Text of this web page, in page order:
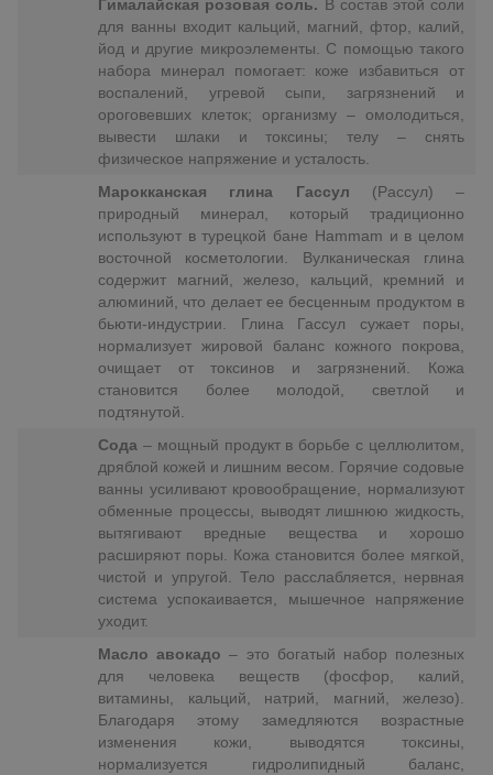
Гималайская розовая соль. В состав этой соли
для ванны входит кальций, магний, фтор, калий,
йод и другие микроэлементы. С помощью такого
набора минерал помогает: коже избавиться от
воспалений, угревой сыпи, загрязнений и
ороговевших клеток; организму – омолодиться,
вывести шлаки и токсины; телу – снять
физическое напряжение и усталость.
Марокканская глина Гассул (Рассул) –
природный минерал, который традиционно
используют в турецкой бане Hammam и в целом
восточной косметологии. Вулканическая глина
содержит магний, железо, кальций, кремний и
алюминий, что делает ее бесценным продуктом в
бьюти-индустрии. Глина Гассул сужает поры,
нормализует жировой баланс кожного покрова,
очищает от токсинов и загрязнений. Кожа
становится более молодой, светлой и
подтянутой.
Сода – мощный продукт в борьбе с целлюлитом,
дряблой кожей и лишним весом. Горячие содовые
ванны усиливают кровообращение, нормализуют
обменные процессы, выводят лишнюю жидкость,
вытягивают вредные вещества и хорошо
расширяют поры. Кожа становится более мягкой,
чистой и упругой. Тело расслабляется, нервная
система успокаивается, мышечное напряжение
уходит.
Масло авокадо – это богатый набор полезных
для человека веществ (фосфор, калий,
витамины, кальций, натрий, магний, железо).
Благодаря этому замедляются возрастные
изменения кожи, выводятся токсины,
нормализуется гидролипидный баланс,